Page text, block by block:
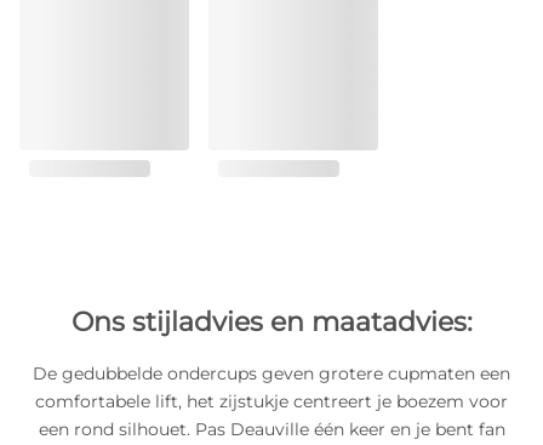
Ons stijladvies en maatadvies:
De gedubbelde ondercups geven grotere cupmaten een
comfortabele lift, het zijstukje centreert je boezem voor
een rond silhouet. Pas Deauville één keer en je bent fan